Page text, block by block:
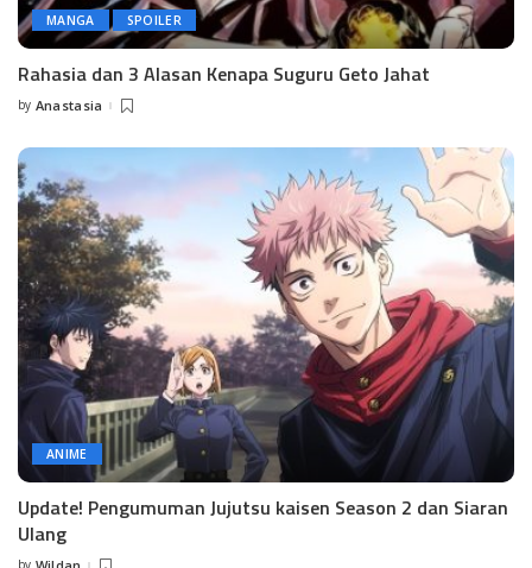
MANGA SPOILER
Rahasia dan 3 Alasan Kenapa Suguru Geto Jahat
Posted
by Anastasia
ANIME
Update! Pengumuman Jujutsu kaisen Season 2 dan Siaran
Ulang